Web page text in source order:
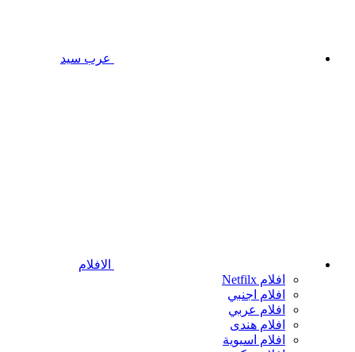
عرب سيد
الافلام
افلام Netfilx
افلام اجنبي
افلام عربي
افلام هندى
افلام اسيوية